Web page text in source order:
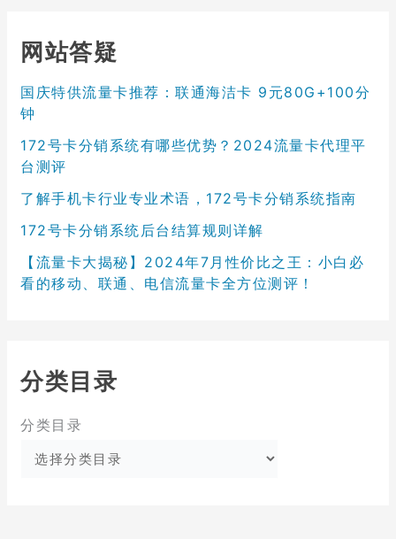
网站答疑
国庆特供流量卡推荐：联通海洁卡 9元80G+100分
钟
172号卡分销系统有哪些优势？2024流量卡代理平
台测评
了解手机卡行业专业术语，172号卡分销系统指南
172号卡分销系统后台结算规则详解
【流量卡大揭秘】2024年7月性价比之王：小白必
看的移动、联通、电信流量卡全方位测评！
分类目录
分类目录